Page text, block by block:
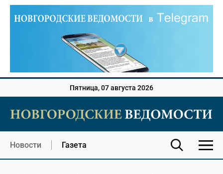
Пятница, 07 августа 2026
Новости Газета